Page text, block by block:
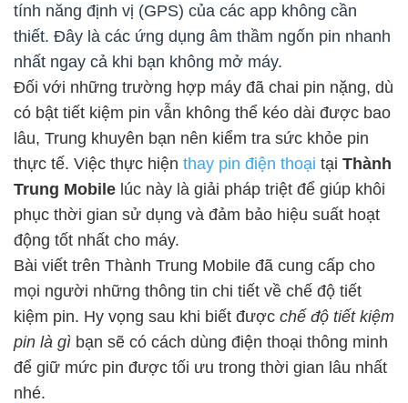
tính năng định vị (GPS) của các app không cần
thiết. Đây là các ứng dụng âm thầm ngốn pin nhanh
nhất ngay cả khi bạn không mở máy.
Đối với những trường hợp máy đã chai pin nặng, dù
có bật tiết kiệm pin vẫn không thể kéo dài được bao
lâu, Trung khuyên bạn nên kiểm tra sức khỏe pin
thực tế. Việc thực hiện thay pin điện thoại tại Thành
Trung Mobile lúc này là giải pháp triệt để giúp khôi
phục thời gian sử dụng và đảm bảo hiệu suất hoạt
động tốt nhất cho máy.
Bài viết trên Thành Trung Mobile đã cung cấp cho
mọi người những thông tin chi tiết về chế độ tiết
kiệm pin. Hy vọng sau khi biết được chế độ tiết kiệm
pin là gì bạn sẽ có cách dùng điện thoại thông minh
để giữ mức pin được tối ưu trong thời gian lâu nhất
nhé.